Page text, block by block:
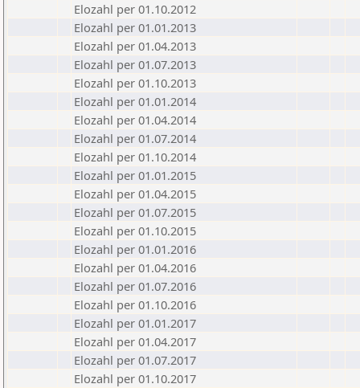
Elozahl per 01.10.2012
Elozahl per 01.01.2013
Elozahl per 01.04.2013
Elozahl per 01.07.2013
Elozahl per 01.10.2013
Elozahl per 01.01.2014
Elozahl per 01.04.2014
Elozahl per 01.07.2014
Elozahl per 01.10.2014
Elozahl per 01.01.2015
Elozahl per 01.04.2015
Elozahl per 01.07.2015
Elozahl per 01.10.2015
Elozahl per 01.01.2016
Elozahl per 01.04.2016
Elozahl per 01.07.2016
Elozahl per 01.10.2016
Elozahl per 01.01.2017
Elozahl per 01.04.2017
Elozahl per 01.07.2017
Elozahl per 01.10.2017